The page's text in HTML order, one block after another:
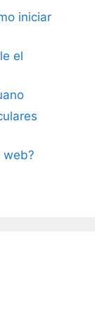
iniciar
el
web?